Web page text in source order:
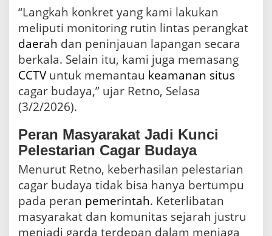
“Langkah konkret yang kami lakukan
meliputi monitoring rutin lintas perangkat
daerah dan peninjauan lapangan secara
berkala. Selain itu, kami juga memasang
CCTVuntuk memantau keamanan situs
cagar budaya,” ujar Retno, Selasa
(3/2/2026).
Peran Masyarakat Jadi Kunci
Pelestarian Cagar Budaya
Menurut Retno, keberhasilan pelestarian
cagar budaya tidak bisa hanya bertumpu
pada peran pemerintah. Keterlibatan
masyarakat dan komunitas sejarah justru
menjadi garda terdepan dalam menjaga